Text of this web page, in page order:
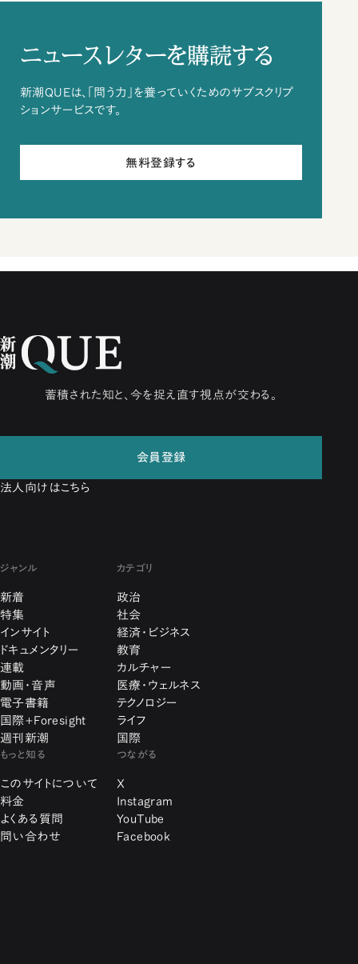
ニュースレターを購読する
新潮QUEは、「問う力」を養っていくためのサブスクリプ
ションサービスです。
無料登録する
蓄積された知と、今を捉え直す視点が交わる。
会員登録
法人向けはこちら
ジャンル
新着
特集
インサイト
ドキュメンタリー
連載
動画・音声
電子書籍
国際+Foresight
週刊新潮
カテゴリ
政治
社会
経済・ビジネス
教育
カルチャー
医療・ウェルネス
テクノロジー
ライフ
国際
もっと知る
このサイトについて
料金
よくある質問
問い合わせ
つながる
X
Instagram
YouTube
Facebook